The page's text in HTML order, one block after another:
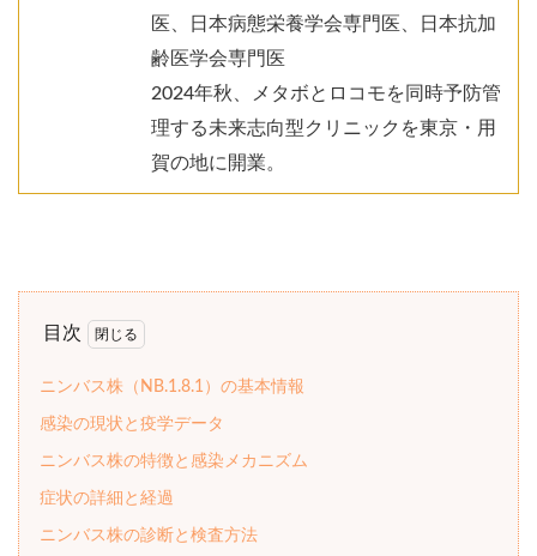
医、日本病態栄養学会専門医、日本抗加
齢医学会専門医
2024年秋、メタボとロコモを同時予防管
理する未来志向型クリニックを東京・用
賀の地に開業。
目次
ニンバス株（NB.1.8.1）の基本情報
感染の現状と疫学データ
ニンバス株の特徴と感染メカニズム
症状の詳細と経過
ニンバス株の診断と検査方法